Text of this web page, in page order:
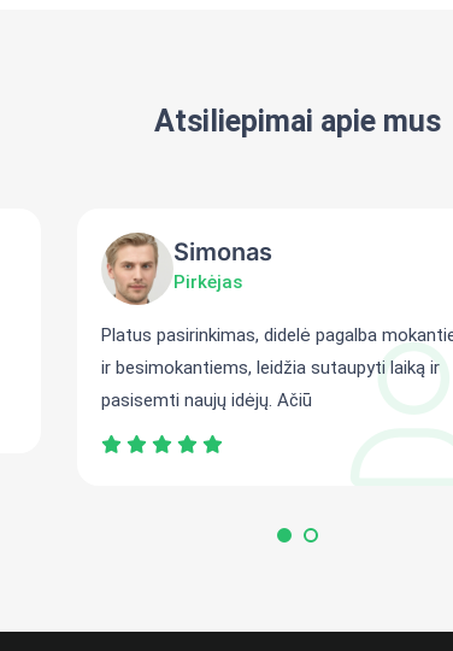
Atsiliepimai apie mus
Simonas
Pirkėjas
Platus pasirinkimas, didelė pagalba
ir besimokantiems, leidžia sutaupyti laiką ir
pasisemti naujų idėjų. Ačiū